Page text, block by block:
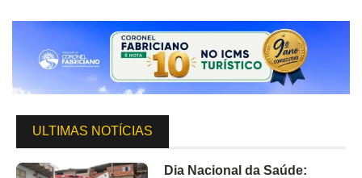
ULTIMAS NOTÍCIAS
Dia Nacional da Saúde: